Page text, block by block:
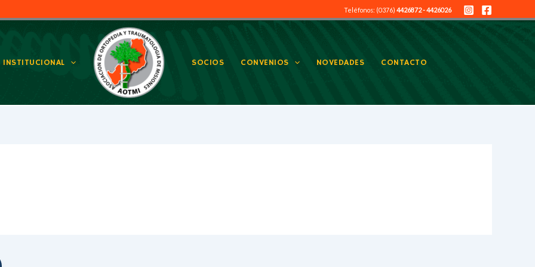
Teléfonos: (0376) 4426872 - 4426026
INSTITUCIONAL SOCIOS CONVENIOS NOVEDADES CONTACTO